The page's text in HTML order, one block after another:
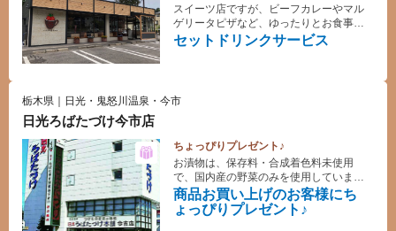
セットドリンクサービス
スイーツ店ですが、ビーフカレーやマル
ゲリータピザなど、ゆったりとお食事を
お楽しみいただけます。
栃木県｜日光・鬼怒川温泉・今市
日光ろばたづけ今市店
ちょっぴりプレゼント♪
商品お買い上げのお客様にち
ょっぴりプレゼント♪
お漬物は、保存料・合成着色料未使用
で、国内産の野菜のみを使用していま
す。当店でのみ取扱いの、豆乳きな粉醤
油ソフトもおすすめです。